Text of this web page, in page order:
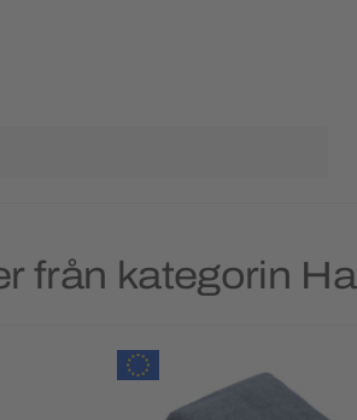
från kategorin